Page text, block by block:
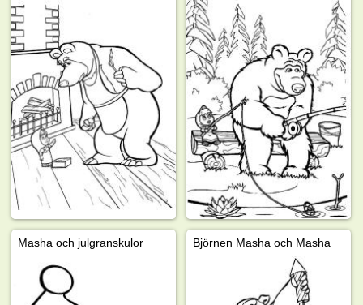
Masha och julgranskulor Björnen Masha och Masha